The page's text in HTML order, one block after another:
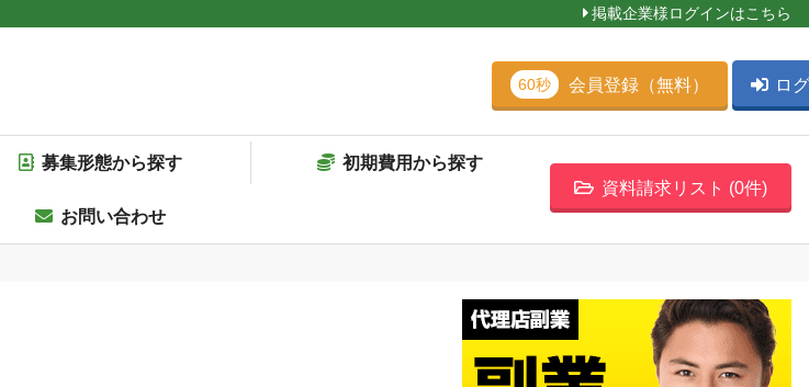
掲載企業様ログインはこちら
募集形態から探す 初期費用から探す
お問い合わせ
資料請求リスト (0件)
60秒 会員登録（無料） ロ